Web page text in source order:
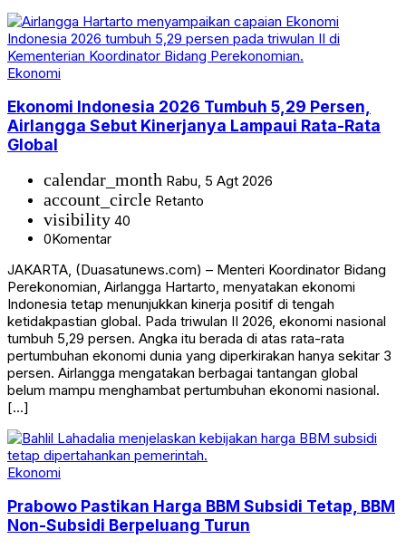
Ekonomi
Ekonomi Indonesia 2026 Tumbuh 5,29 Persen,
Airlangga Sebut Kinerjanya Lampaui Rata-Rata
Global
calendar_month Rabu, 5 Agt 2026
account_circle Retanto
visibility 40
0Komentar
JAKARTA, (Duasatunews.com) – Menteri Koordinator Bidang
Perekonomian, Airlangga Hartarto, menyatakan ekonomi
Indonesia tetap menunjukkan kinerja positif di tengah
ketidakpastian global. Pada triwulan II 2026, ekonomi nasional
tumbuh 5,29 persen. Angka itu berada di atas rata-rata
pertumbuhan ekonomi dunia yang diperkirakan hanya sekitar 3
persen. Airlangga mengatakan berbagai tantangan global
belum mampu menghambat pertumbuhan ekonomi nasional.
[…]
Ekonomi
Prabowo Pastikan Harga BBM Subsidi Tetap, BBM
Non-Subsidi Berpeluang Turun